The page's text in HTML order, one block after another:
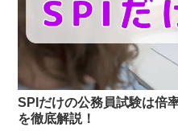
SPIだけの公務員試験は倍
を徹底解説！